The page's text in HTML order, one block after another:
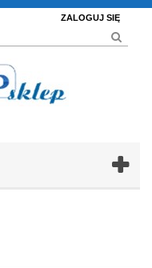
ZALOGUJ SIĘ